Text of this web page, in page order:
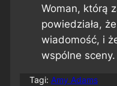
Woman, którą
powiedziała,
wiadomość, i
wspólne sceny.
Tagi: Amy Adams